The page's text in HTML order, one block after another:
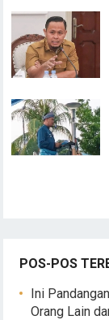
POS-POS
Ini
Orang Lain